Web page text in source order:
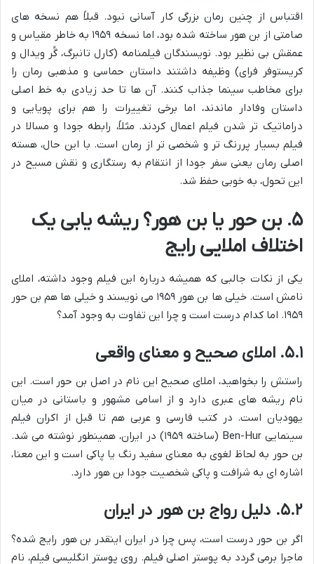
اقتباس از چنین رمان بزرگی کار آسانی نبود. قبلاً هم نسخه های
صامتی از بن هور ساخته شده بود، اما نسخه ۱۹۵۹ به خاطر مقیاس و
عمقش بی نظیر بود. نویسندگان فیلمنامه (کارل تانبرگ، گُر ویدال و
کریستوفر فرای) وظیفه داشتند داستان حماسی و مذهبی رمان را
برای مخاطب سینما جذاب کنند. آن ها تا حد زیادی به خط اصلی
داستان وفادار ماندند، اما برخی تغییرات را هم برای پویایی و
دراماتیک تر شدن فیلم اعمال کردند. مثلاً، رابطه جودا و مسالا در
فیلم بسیار پررنگ تر و شخصی تر از رمان است. با این حال، هسته
اصلی رمان یعنی سفر جودا از انتقام به رستگاری و نقش مسیح در
این تحول، به خوبی حفظ شد.
۵. بن حور یا بن هور؟ ریشه یابی یک
اختلاف املایی رایج
یکی از نکات جالبی که همیشه درباره این فیلم وجود داشته، املای
نامش است. خیلی ها بن هور ۱۹۵۹ می نویسند و خیلی ها هم بن حور
۱۹۵۹. اما کدام درست است و چرا این تفاوت به وجود آمد؟
۵.۱. املای صحیح و معنای واقعی
راستش را بخواهید، املای صحیح این نام در اصل بن حور است. این
نام ریشه های عبری دارد و از اسامی مشهور و باستانی در میان
یهودیان است. در کتب فارسی و عربی هم تا قبل از اکران فیلم
سینمایی Ben-Hur (ساخته ۱۹۵۹) در ایران، همینطور نوشته می شد.
بن حور به لحاظ لغوی به معنای سفید رنگ یا پاکی است و این معنا،
اشاره ای به شرافت و پاکی شخصیت جودا بن هور دارد.
۵.۲. دلیل رواج بن هور در ایران
اگر بن حور درست است، پس چرا در ایران اینقدر بن هور رایج شده؟
ماجرا برمی گردد به پوستر اصلی فیلم. روی پوستر انگلیسی فیلم، نام